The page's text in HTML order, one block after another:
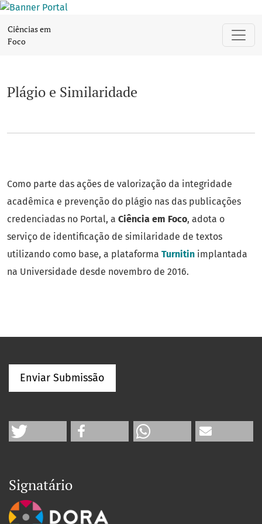
Plágio e Similaridade
Ciências em
Foco
Plágio e Similaridade
Como parte das ações de valorização da integridade
acadêmica e prevenção do plágio nas das publicações
credenciadas no Portal, a Ciência em Foco, adota o
serviço de identificação de similaridade de textos
utilizando como base, a plataforma Turnitin implantada
na Universidade desde novembro de 2016.
Enviar Submissão
Signatário